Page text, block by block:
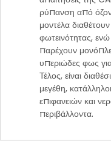
ρύπανση από
μοντέλα
φωτεινότητας,
παρέχουν
υπεριώδες φως
Τέλος, είναι
μεγέθη,
επιφανειών και
περιβάλλοντα.